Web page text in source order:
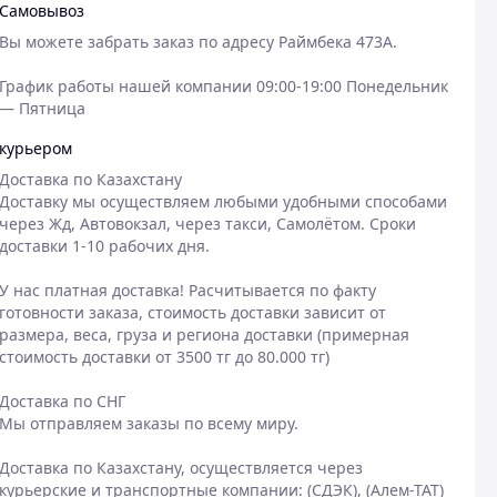
можете забрать заказ по адресу Раймбека 473A.
работы нашей компании 09:00-19:00 Понедельник
Пятница
по Казахстану
мы осуществляем любыми удобными способами
Жд, Автовокзал, через такси, Самолётом. Сроки
1-10 рабочих дня.
нас платная доставка! Расчитывается по факту
заказа, стоимость доставки зависит от
веса, груза и региона доставки (примерная
доставки от 3500 тг до 80.000 тг)
по СНГ
отправляем заказы по всему миру.
по Казахстану, осуществляется через
и транспортные компании: (СДЭК), (Алем-ТАТ)